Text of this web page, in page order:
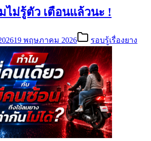
ไม่รู้ตัว เตือนแล้วนะ !
19 พฤษภาคม 2026 รอบรู้เรื่องยาง